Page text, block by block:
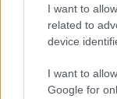
I want to
related to
device
I want to
Google for